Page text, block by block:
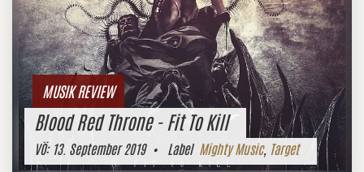
MUSIK REVIEW
Blood Red Throne - Fit To Kill
VÖ:13. September 2019• Label Mighty Music, Target